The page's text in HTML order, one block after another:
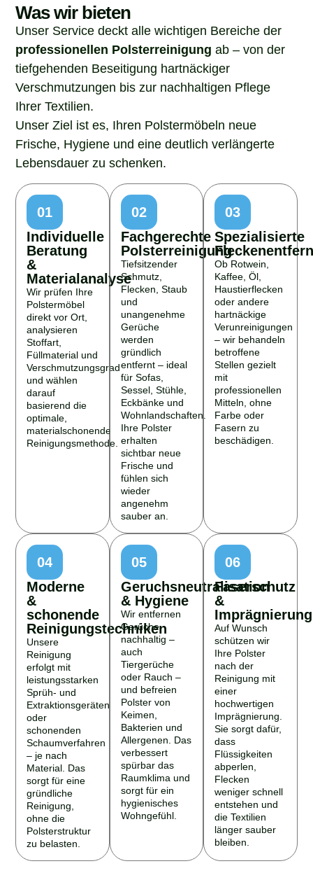
Was wir bieten
Unser Service deckt alle wichtigen Bereiche der
professionellen Polsterreinigung ab – von der
tiefgehenden Beseitigung hartnäckiger
Verschmutzungen bis zur nachhaltigen Pflege
Ihrer Textilien.
Unser Ziel ist es, Ihren Polstermöbeln neue
Frische, Hygiene und eine deutlich verlängerte
Lebensdauer zu schenken.
01
Individuelle
Beratung
&
Materialanalyse
Wir prüfen Ihre
Polstermöbel
direkt vor Ort,
analysieren
Stoffart,
Füllmaterial und
Verschmutzungsgrad
und wählen
darauf
basierend die
optimale,
materialschonende
Reinigungsmethode.
02
Fachgerechte
Polsterreinigung
Tiefsitzender
Schmutz,
Flecken, Staub
und
unangenehme
Gerüche
werden
gründlich
entfernt – ideal
für Sofas,
Sessel, Stühle,
Eckbänke und
Wohnlandschaften.
Ihre Polster
erhalten
sichtbar neue
Frische und
fühlen sich
wieder
angenehm
sauber an.
03
Spezialisierte
Ob Rotwein,
Kaffee, Öl,
Haustierflecken
oder andere
hartnäckige
Verunreinigungen
– wir behandeln
betroffene
Stellen gezielt
mit
professionellen
Mitteln, ohne
Farbe oder
Fasern zu
beschädigen.
04
Moderne
&
schonende
Reinigungstechniken
Unsere
Reinigung
erfolgt mit
leistungsstarken
Sprüh- und
Extraktionsgeräten
oder
schonenden
Schaumverfahren
– je nach
Material. Das
sorgt für eine
gründliche
Reinigung,
ohne die
Polsterstruktur
zu belasten.
05
Geruchsneutralisation
& Hygiene
Wir entfernen
Gerüche
nachhaltig –
auch
Tiergerüche
oder Rauch –
und befreien
Polster von
Keimen,
Bakterien und
Allergenen. Das
verbessert
spürbar das
Raumklima und
sorgt für ein
hygienisches
Wohngefühl.
06
Faserschutz
&
Imprägnierung
Auf Wunsch
schützen wir
Ihre Polster
nach der
Reinigung mit
einer
hochwertigen
Imprägnierung.
Sie sorgt dafür,
dass
Flüssigkeiten
abperlen,
Flecken
weniger schnell
entstehen und
die Textilien
länger sauber
bleiben.